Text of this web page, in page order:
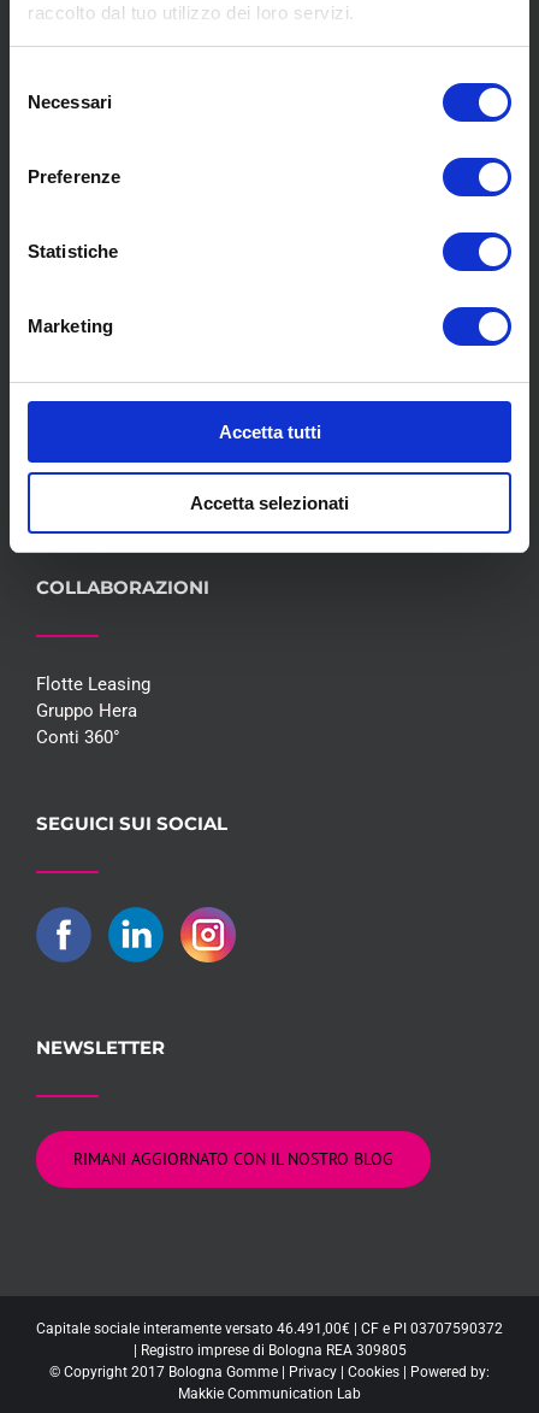
raccolto dal tuo utilizzo dei loro servizi.
delNecessari
Preferenze
Statistiche
Marketing
Accetta tutti
Accetta selezionati
Chi siamo
Meccanica
Convenzioni
Whisteblowing D.Lgs 24/2023
Promozioni
COLLABORAZIONI
Flotte Leasing
Gruppo Hera
Conti 360°
SEGUICI SUI SOCIAL
NEWSLETTER
RIMANI AGGIORNATO CON IL NOSTRO BLOG
Capitale sociale interamente versato 46.491,00€ | CF e PI 03707590372
| Registro imprese di Bologna REA 309805
© Copyright 2017 Bologna Gomme | Privacy | Cookies | Powered by:
Makkie Communication Lab